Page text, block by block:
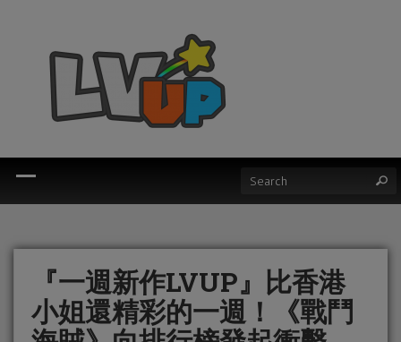
『一週新作LVUP』比香港
小姐還精彩的一週！《戰鬥